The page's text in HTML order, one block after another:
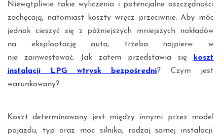
Niewątpliwie takie wyliczenia i potencjalne oszczędności
zachęcają, natomiast koszty wręcz przeciwnie. Aby móc
jednak cieszyć się z późniejszych mniejszych nakładów
na eksploatację auta, trzeba najpierw w
nie zainwestować. Jak zatem przedstawia się koszt
instalacji LPG wtrysk bezpośredni? Czym jest
warunkowany?
Koszt determinowany jest między innymi przez model
pojazdu, typ oraz moc silnika, rodzaj samej instalacji.